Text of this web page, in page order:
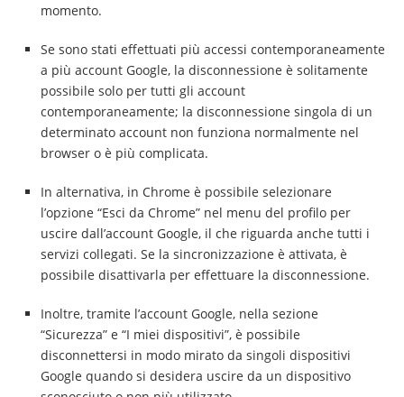
momento.
Se sono stati effettuati più accessi contemporaneamente
a più account Google, la disconnessione è solitamente
possibile solo per tutti gli account
contemporaneamente; la disconnessione singola di un
determinato account non funziona normalmente nel
browser o è più complicata.
In alternativa, in Chrome è possibile selezionare
l’opzione “Esci da Chrome” nel menu del profilo per
uscire dall’account Google, il che riguarda anche tutti i
servizi collegati. Se la sincronizzazione è attivata, è
possibile disattivarla per effettuare la disconnessione.
Inoltre, tramite l’account Google, nella sezione
“Sicurezza” e “I miei dispositivi”, è possibile
disconnettersi in modo mirato da singoli dispositivi
Google quando si desidera uscire da un dispositivo